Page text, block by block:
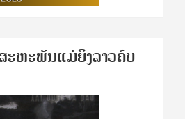
ະ​ຫະ​ພັນ​ແມ່​ຍິງ​​ລາວຄົບ​